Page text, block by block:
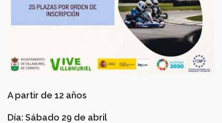
A partir de 12 años
Día: Sábado 29 de abril